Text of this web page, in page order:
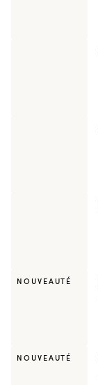
NOUVEAUTÉ
NOUVEAUTÉ